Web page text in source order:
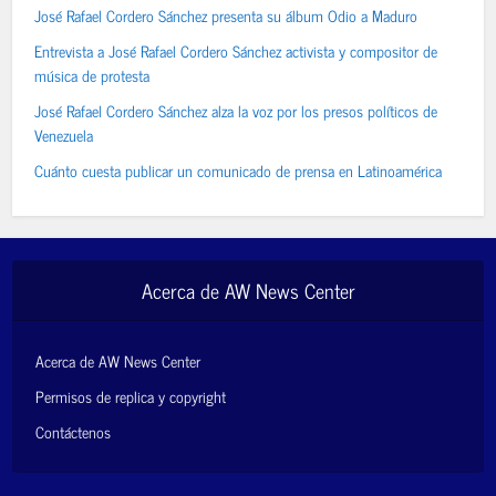
José Rafael Cordero Sánchez presenta su álbum Odio a Maduro
Entrevista a José Rafael Cordero Sánchez activista y compositor de
música de protesta
José Rafael Cordero Sánchez alza la voz por los presos políticos de
Venezuela
Cuánto cuesta publicar un comunicado de prensa en Latinoamérica
Acerca de AW News Center
Acerca de AW News Center
Permisos de replica y copyright
Contáctenos